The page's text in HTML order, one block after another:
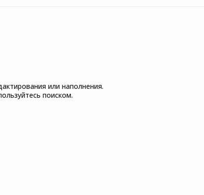
или наполнения.
поиском.